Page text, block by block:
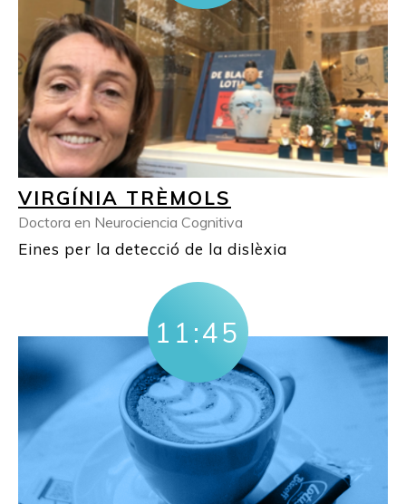
VIRGÍNIA TRÈMOLS
Doctora en Neurociencia Cognitiva
Eines per la detecció de la dislèxia
11:45